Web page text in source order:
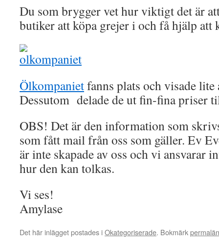
Du som brygger vet hur viktigt det är
butiker att köpa grejer i och få hjälp att
Ölkompanietfanns plats och visade lite
Dessutom delade de ut fin-fina priser
OBS! Det är den information som
som fått mail från oss som gäller. Ev
är inte skapade av oss och vi ansvarar
hur den kan tolkas.
Vi ses!
Amylase
Det här inlägget postades iOkategoriserade. Bokmärk